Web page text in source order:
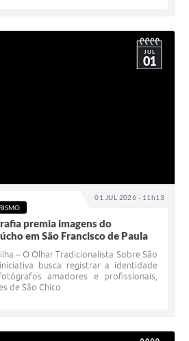
01 JUL 2026 - 11h13
JUL
01
premia imagens do
em São Francisco de Paula
– O Olhar Tradicionalista Sobre São
busca registrar a identidade
amadores e profissionais,
de São Chico